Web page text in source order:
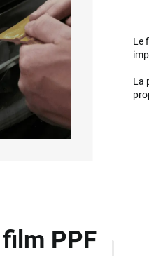
Le
La
PPF